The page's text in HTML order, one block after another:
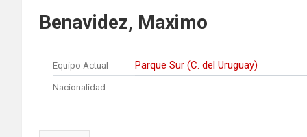
Benavidez, Maximo
Equipo Actual Parque Sur (C. del Uruguay)
Nacionalidad